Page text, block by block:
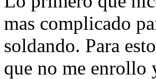
mas complicado
soldando. Para
que no me enrollo